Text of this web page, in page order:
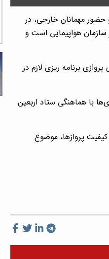
مهمانان خارجی، در
سازمان هواپیمایی است و
برنامه ریزی لازم در
با هماهنگی ستاد اربعین
کیفیت پروازها، موضوع